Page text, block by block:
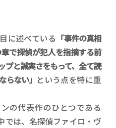
に述べている 「事件の真相
で探偵が犯人を指摘する前
プと誠実さをもって、全て読
らない」 という点を特に重
の代表作のひとつである
では、名探偵ファイロ・ヴ